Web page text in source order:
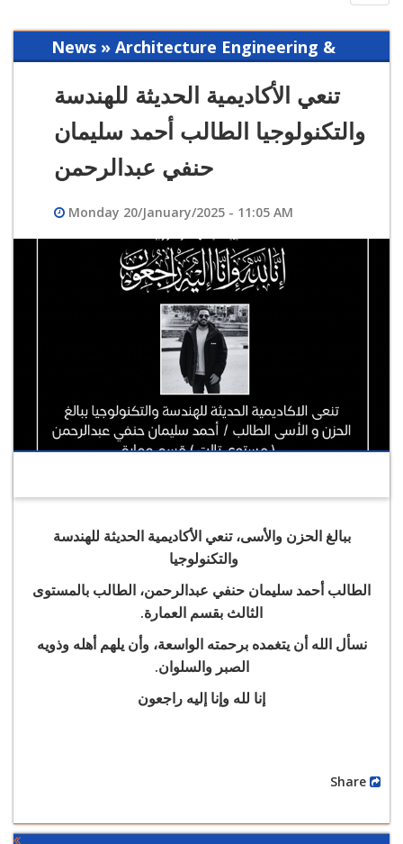
News » Architecture Engineering &
تنعي الأكاديمية الحديثة للهندسة
والتكنولوجيا الطالب أحمد سليمان
حنفي عبدالرحمن
Monday 20/January/2025 - 11:05 AM
ببالغ الحزن والأسى، تنعي الأكاديمية الحديثة للهندسة
والتكنولوجيا
الطالب أحمد سليمان حنفي عبدالرحمن، الطالب بالمستوى
الثالث بقسم العمارة.
نسأل الله أن يتغمده برحمته الواسعة، وأن يلهم أهله وذويه
الصبر والسلوان.
إنا لله وإنا إليه راجعون